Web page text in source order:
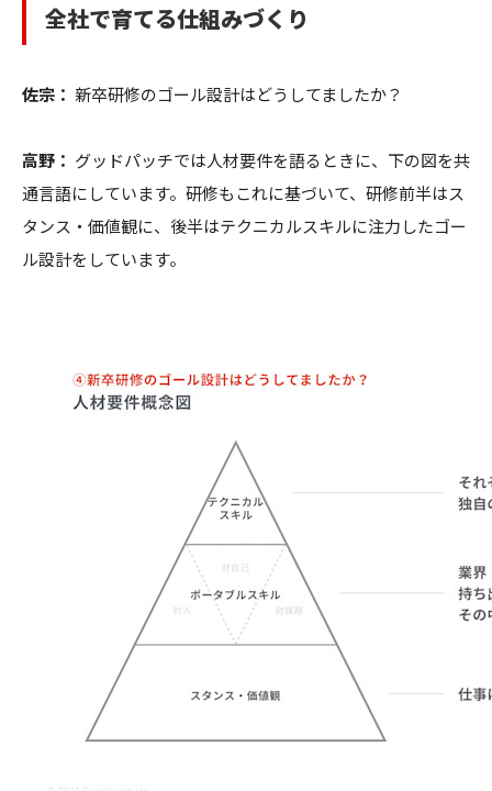
全社で育てる仕組みづくり
佐宗： 新卒研修のゴール設計はどうしてましたか？
高野： グッドパッチでは人材要件を語るときに、下の図を共
通言語にしています。研修もこれに基づいて、研修前半はス
タンス・価値観に、後半はテクニカルスキルに注力したゴー
ル設計をしています。